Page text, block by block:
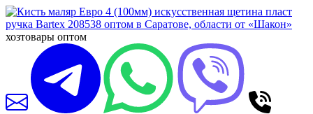
хозтовары оптом